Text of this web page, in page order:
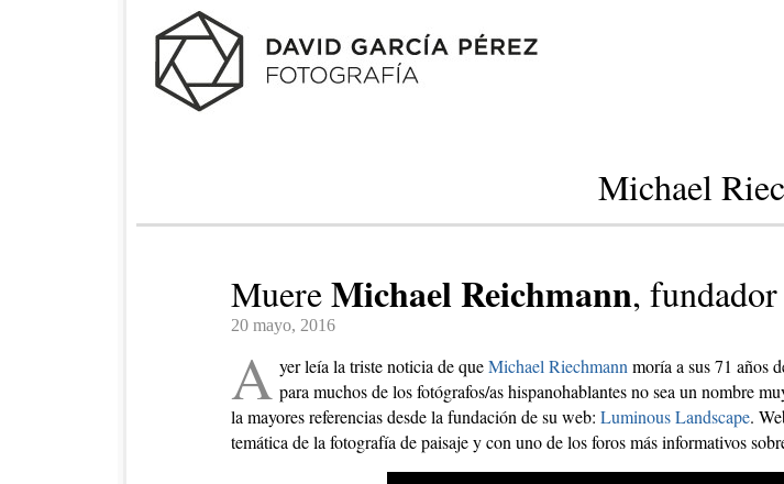
Michael
MuereMichael Reichmann,
20 mayo, 2016
A yer leía la triste noticia de queMichael Riechmann moría a sus 71 años
para muchos de los fotógrafos/as hispanohablantes no sea un nombre
la mayores referencias desde la fundación de su web: Luminous Landscape.
temática de la fotografía de paisaje y con uno de los foros más informativos